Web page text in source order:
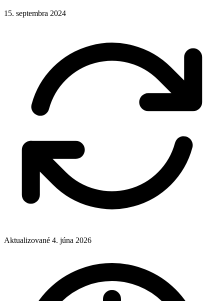
15. septembra 2024
Aktualizované 4. júna 2026